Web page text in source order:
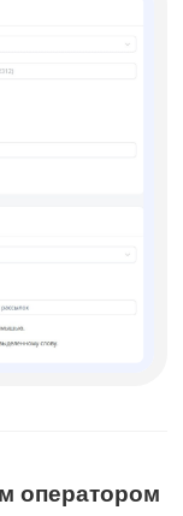
оператором